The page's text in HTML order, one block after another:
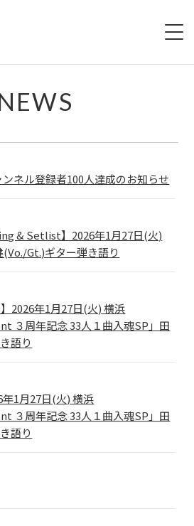
VIDEO
MERCH
FOLLOW
ンネル登録者100人達成のお知らせ
& Setlist】2026年1月27日(火)
Gt.)ギター弾き語り
2026年1月27日(火) 横浜
３周年記念 33人１曲入魂SP」田
語り
年1月27日(火) 横浜
３周年記念 33人１曲入魂SP」田
語り